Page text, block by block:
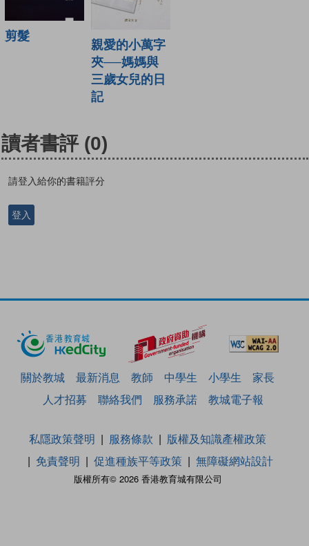
剪髮
親愛的小萬字
夾──媽媽與
三歲女兒的日
記
讀者書評 (0)
請登入給你的書籍評分
登入
關於教城 最新消息 教師 中學生 小學生
家長
人才招募
聯絡我們 服務承諾 教城電子報
版權所有© 2026 香港教育城有限公司
私隱政策聲明 服務條款
版權及知識產權政策
免責聲明
促進種族平等政策 無障礙網站設計